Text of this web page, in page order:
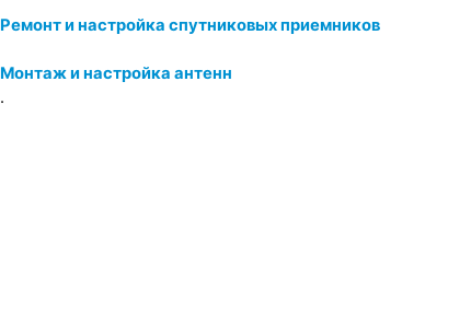
Ремонт и настройка спутниковых приемников
Монтаж и настройка антенн
.